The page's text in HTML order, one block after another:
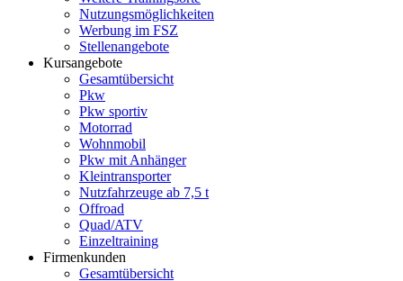
Nutzungsmöglichkeiten
Werbung im FSZ
Stellenangebote
Kursangebote
Gesamtübersicht
Pkw
Pkw sportiv
Motorrad
Wohnmobil
Pkw mit Anhänger
Kleintransporter
Nutzfahrzeuge ab 7,5 t
Offroad
Quad/ATV
Einzeltraining
Firmenkunden
Gesamtübersicht